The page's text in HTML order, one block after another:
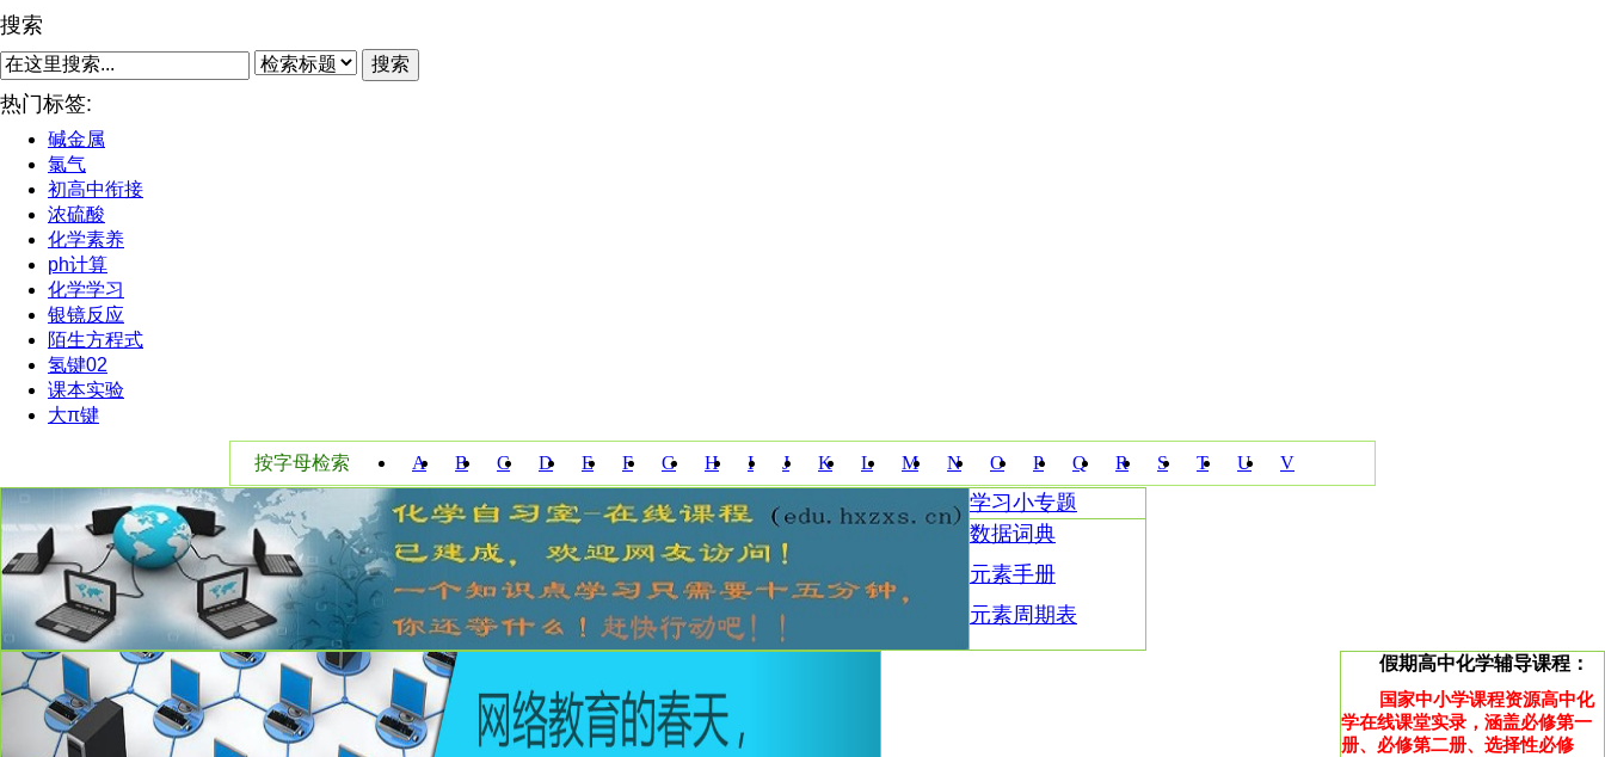
搜索
搜索
热门标签:
碱金属
氯气
初高中衔接
浓硫酸
化学素养
ph计算
化学学习
银镜反应
陌生方程式
氢键02
课本实验
大π键
按字母检索 A B C D E F G H I J K L M N O P Q R S T U V
W X Y Z
学习小专题
数据词典
元素手册
元素周期表
Previous 假期高中化学辅导课程：
国家中小学课程资源高中化
学在线课堂实录，涵盖必修第一
册、必修第二册、选择性必修